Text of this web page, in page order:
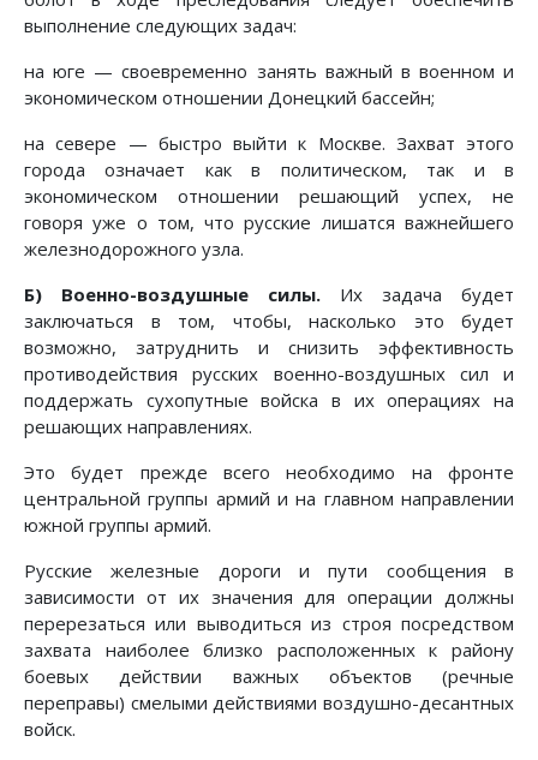
выполнение следующих задач:
на юге — своевременно занять важный в военном и
экономическом отношении Донецкий бассейн;
на севере — быстро выйти к Москве. Захват этого
города означает как в политическом, так и в
экономическом отношении решающий успех, не
говоря уже о том, что русские лишатся важнейшего
железнодорожного узла.
Б) Военно-воздушные силы. Их задача будет
заключаться в том, чтобы, насколько это будет
возможно, затруднить и снизить эффективность
противодействия русских военно-воздушных сил и
поддержать сухопутные войска в их операциях на
решающих направлениях.
Это будет прежде всего необходимо на фронте
центральной группы армий и на главном направлении
южной группы армий.
Русские железные дороги и пути сообщения в
зависимости от их значения для операции должны
перерезаться или выводиться из строя посредством
захвата наиболее близко расположенных к району
боевых действии важных объектов (речные
переправы) смелыми действиями воздушно-десантных
войск.